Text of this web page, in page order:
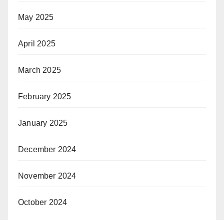
May 2025
April 2025
March 2025
February 2025
January 2025
December 2024
November 2024
October 2024